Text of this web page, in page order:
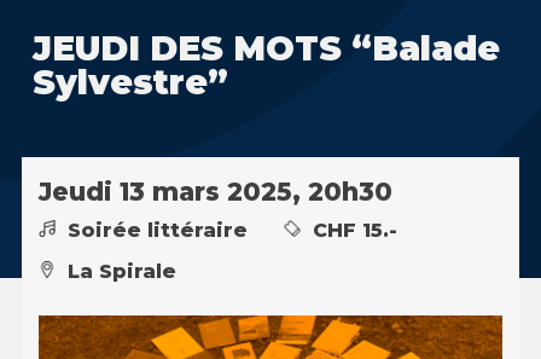
JEUDI DES MOTS “Balade
Sylvestre”
Jeudi 13 mars 2025, 20h30
Soirée littéraire
CHF 15.-
La Spirale